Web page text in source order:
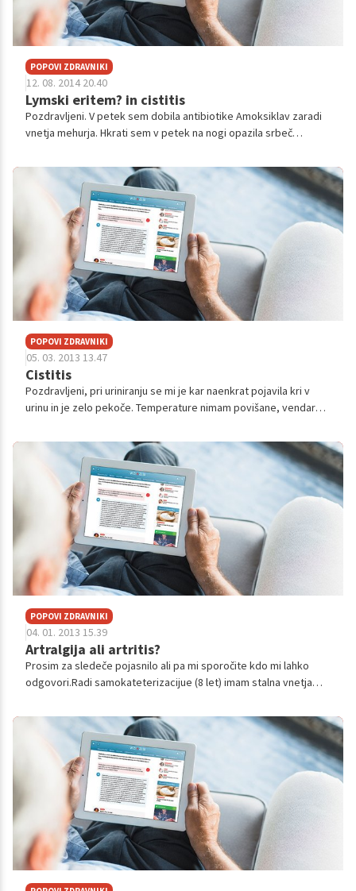
POPOVI ZDRAVNIKI
12. 08. 2014 20.40
Lymski eritem? in cistitis
Pozdravljeni. V petek sem dobila antibiotike Amoksiklav zaradi
vnetja mehurja. Hkrati sem v petek na nogi opazila srbeč
kampu v Istri,...
POPOVI ZDRAVNIKI
05. 03. 2013 13.47
Cistitis
Pozdravljeni, pri uriniranju se mi je kar naenkrat pojavila kri v
urinu in je zelo pekoče. Temperature nimam povišane, vendar
v tem č...
POPOVI ZDRAVNIKI
04. 01. 2013 15.39
Artralgija ali artritis?
Prosim za sledeče pojasnilo ali pa mi sporočite kdo mi lahko
odgovori.Radi samokateterizacijue (8 let) imam stalna vnetja
anitibiotikom.Običaj...